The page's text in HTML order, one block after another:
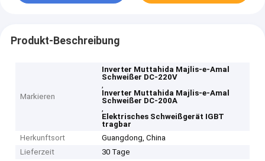
Produkt-Beschreibung
Markieren
Inverter Muttahida Majlis-e-Amal
Schweißer DC-220V
,
Inverter Muttahida Majlis-e-Amal
Schweißer DC-200A
,
Elektrisches Schweißgerät IGBT
tragbar
Herkunftsort
Guangdong, China
Lieferzeit
30 Tage